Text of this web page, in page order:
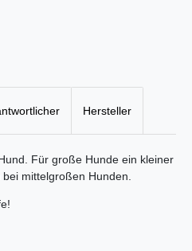
Hersteller
Für große Hunde ein kleiner
mittelgroßen Hunden.